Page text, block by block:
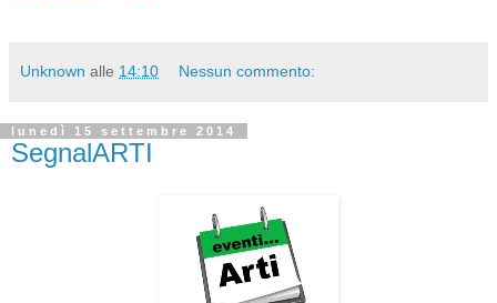
Unknown alle 14:10 Nessun commento:
lunedì 15 settembre 2014
SegnalARTI